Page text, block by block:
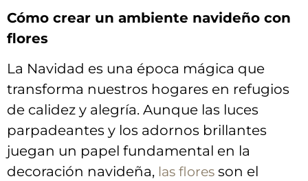
Cómo ⁣crear un ambiente navideño con
flores
La Navidad es una‍ época mágica⁣ que
transforma nuestros ⁣hogares⁣ en refugios
de calidez y alegría. Aunque las luces⁤
parpadeantes⁤ y los adornos brillantes​
juegan​ un papel fundamental en la ​
decoración navideña, las flores son el